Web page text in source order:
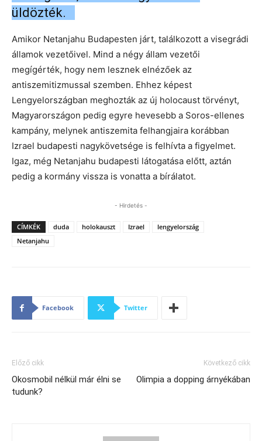
üldözték.
Amikor Netanjahu Budapesten járt, találkozott a visegrádi
államok vezetőivel. Mind a négy állam vezetői
megígérték, hogy nem lesznek elnézőek az
antiszemitizmussal szemben. Ehhez képest
Lengyelországban meghozták az új holocaust törvényt,
Magyarországon pedig egyre hevesebb a Soros-ellenes
kampány, melynek antiszemita felhangjaira korábban
Izrael budapesti nagykövetsége is felhívta a figyelmet.
Igaz, még Netanjahu budapesti látogatása előtt, aztán
pedig a kormány vissza is vonatta a bírálatot.
- Hirdetés -
CÍMKÉK duda holokauszt Izrael
lengyelország
Netanjahu
Facebook Twitter
Előző cikk
Okosmobil nélkül már élni se
tudunk?
Következő cikk
Olimpia a dopping árnyékában